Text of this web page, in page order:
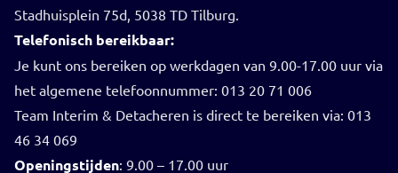
Stadhuisplein 75d, 5038 TD Tilburg.
Telefonisch bereikbaar:
Je kunt ons bereiken op werkdagen van 9.00-17.00 uur via
het algemene telefoonnummer: 013 20 71 006
Team Interim & Detacheren is direct te bereiken via: 013
46 34 069
Openingstijden: 9.00 – 17.00 uur